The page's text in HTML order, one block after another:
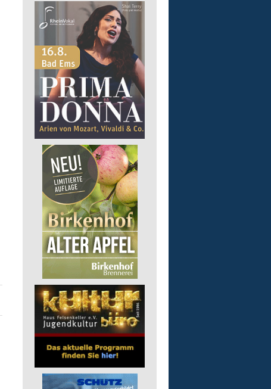
Gruppenleitung (m/w/
Werkstatt
GmbH
57632 Flammersfeld